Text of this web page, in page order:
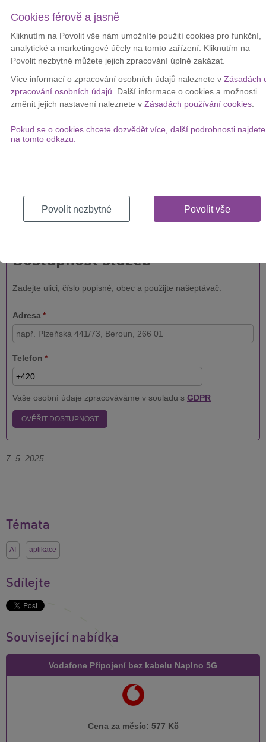
dobře a může si odpočinout od stresu ze školy,“
Dodává, že studenti často z nouze volí nevhodné bydlení nebo
spolubydlící, kteří se k nim nehodí. To může vést ke sporům a
napětí, zejména u prváků, kteří ještě nemají pevné přátelství a
teprve se přizpůsobují univerzitnímu životu.
Virin také upozornil, že zoufalství při hledání bydlení může studenty
vystavit podvodům nebo obtěžovánína platformách, které
zabránit a studentům pomoci bydlet bezpečněji.
Jak rychlý internet můžete mít na vaší adrese? Vyplňte formulář
Dostupnost služeb
Zadejte ulici, číslo popisné, obec a použijte našeptávač.
Adresa *
Telefon *
Vaše osobní údaje zpracováváme v souladu s GDPR
OVĚŘIT DOSTUPNOST
7. 5. 2025
Témata
AI aplikace
Sdílejte
Související nabídka
Vodafone Připojení bez kabelu Naplno 5G
Cena za měsíc: 577 Kč
Cookies férově a jasně
Kliknutím na Povolit vše nám umožníte použití cookies pro funkční,
analytické a marketingové účely na tomto zařízení. Kliknutím na
Povolit nezbytné můžete jejich zpracování úplně zakázat.
Více informací o zpracování osobních údajů naleznete v Zásadách
zpracování osobních údajů . Další informace o cookies a možnosti
změnit jejich nastavení naleznete v Zásadách používání cookies.
Pokud se o cookies chcete dozvědět více, další podrobnosti najdete
na tomto odkazu.
Povolit nezbytné Povolit vše